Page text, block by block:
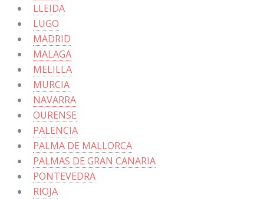
LLEIDA
LUGO
MADRID
MALAGA
MELILLA
MURCIA
NAVARRA
OURENSE
PALENCIA
PALMA DE MALLORCA
PALMAS DE GRAN CANARIA
PONTEVEDRA
RIOJA